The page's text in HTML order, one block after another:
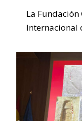
La Fundación
Internacional